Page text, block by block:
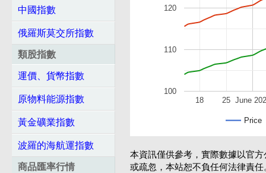
中國指數
俄羅斯莫交所指數
類股指數
運價、貨幣指數
原物料能源指數
黃金礦業指數
波羅的海航運指數
商品匯率行情
Price
June
18 25
100
110
120
本資訊僅供參考，實際數據以官
或疏忽，本站恕不負任何法律責任